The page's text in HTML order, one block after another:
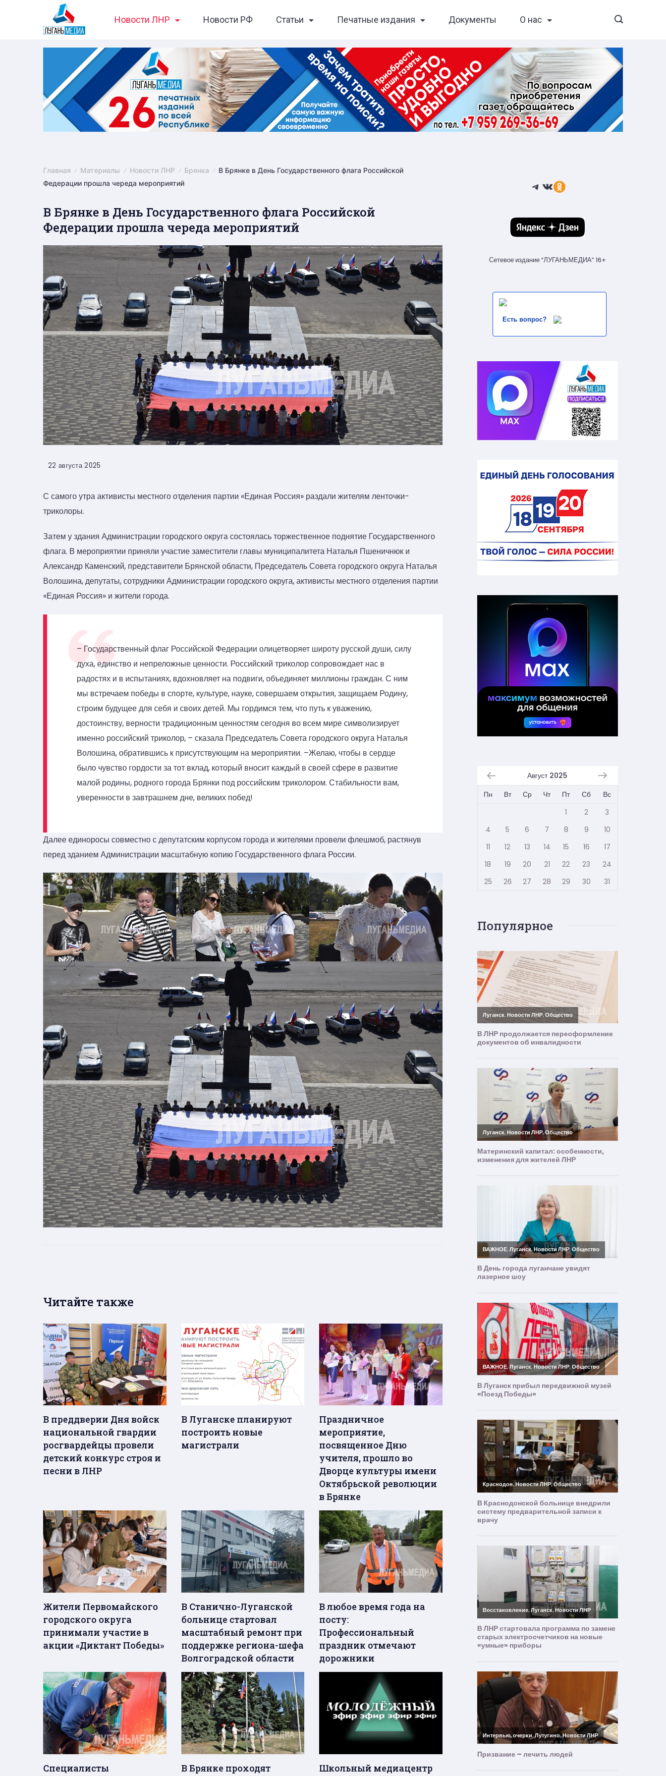
Новости ЛНР Новости РФ Статьи Печатные издания Документы О нас
Главная Материалы Новости ЛНР Брянка
В Брянке в День Государственного флага Российской
Федерации прошла череда мероприятий
В Брянке в День Государственного флага Российской
Федерации прошла череда мероприятий
22 августа 2025
С самого утра активисты местного отделения партии «Единая Россия» раздали жителям ленточки-
триколоры.
Затем у здания Администрации городского округа состоялась торжественное поднятие Государственного
флага. В мероприятии приняли участие заместители главы муниципалитета Наталья Пшеничнюк и
Александр Каменский, представители Брянской области, Председатель Совета городского округа Наталья
Волошина, депутаты, сотрудники Администрации городского округа, активисты местного отделения партии
«Единая Россия» и жители города.
– Государственный флаг Российской Федерации олицетворяет широту русской души, силу
духа, единство и непреложные ценности. Российский триколор сопровождает нас в
радостях и в испытаниях, вдохновляет на подвиги, объединяет миллионы граждан. С ним
мы встречаем победы в спорте, культуре, науке, совершаем открытия, защищаем Родину,
строим будущее для себя и своих детей. Мы гордимся тем, что путь к уважению,
достоинству, верности традиционным ценностям сегодня во всем мире символизирует
именно российский триколор, – сказала Председатель Совета городского округа Наталья
Волошина, обратившись к присутствующим на мероприятии. –Желаю, чтобы в сердце
было чувство гордости за тот вклад, который вносит каждый в своей сфере в развитие
малой родины, родного города Брянки под российским триколором. Стабильности вам,
уверенности в завтрашнем дне, великих побед!
Далее единоросы совместно с депутатским корпусом города и жителями провели флешмоб, растянув
перед зданием Администрации масштабную копию Государственного флага России.
Читайте также
В преддверии Дня войск
национальной гвардии
росгвардейцы провели
детский конкурс строя и
песни в ЛНР
В Луганске планируют
построить новые
магистрали
Праздничное
мероприятие,
посвященное Дню
учителя, прошло во
Дворце культуры имени
Октябрьской революции
в Брянке
Жители Первомайского
городского округа
принимали участие в
акции «Диктант Победы»
В Станично-Луганской
больнице стартовал
масштабный ремонт при
поддержке региона-шефа
Волгоградской области
В любое время года на
посту:
Профессиональный
праздник отмечают
дорожники
Специалисты
В Брянке проходят
Школьный медиацентр
Telegram
ВКонтакте
Ссылка
Сетевое издание “ЛУГАНЬМЕДИА” 16+
Есть вопрос?
Август 2025
Пн
Вт Ср Чт Пт Сб
Вс
1
2
3
4
5 6 7 8 9
10
11
12 13 14 15 16
17
18
19 20 21 22 23
24
25
26 27 28 29 30 31
Популярное